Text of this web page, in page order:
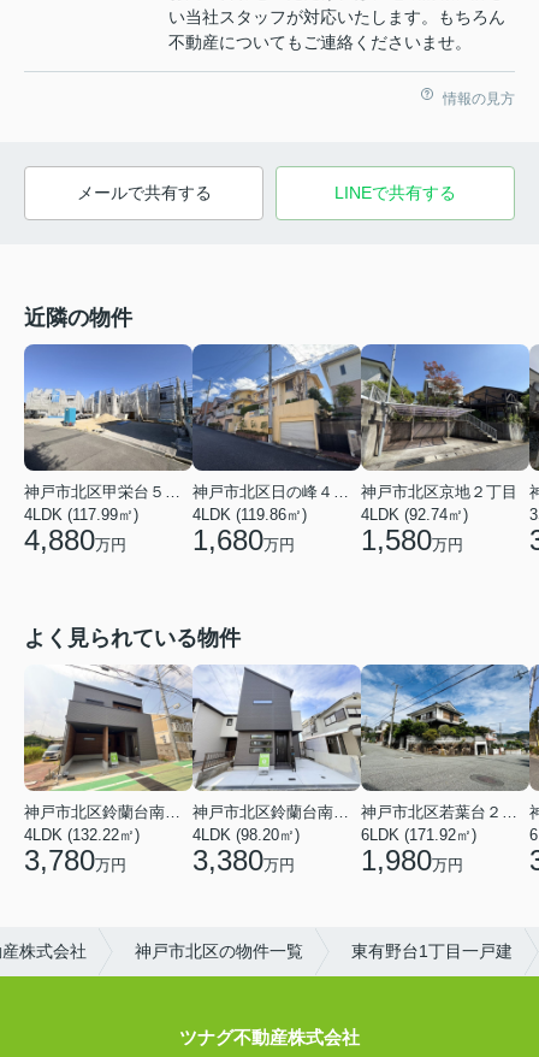
い当社スタッフが対応いたします。もちろん
不動産についてもご連絡くださいませ。
情報の見方
メールで共有する LINEで共有する
近隣の物件
神戸市北区甲栄台５丁目
4LDK (117.99㎡)
4,880万円
神戸市北区日の峰４丁目
4LDK (119.86㎡)
1,680万円
神戸市北区京地２丁目
4LDK (92.74㎡)
1,580万円
よく見られている物件
神戸市北区鈴蘭台南町３丁目
4LDK (132.22㎡)
3,780万円
神戸市北区鈴蘭台南町６丁目
4LDK (98.20㎡)
3,380万円
神戸市北区若葉台２丁目
6LDK (171.92㎡)
1,980万円
株式会社 神戸市北区の物件一覧 東有野台1丁目一戸建
ツナグ不動産株式会社